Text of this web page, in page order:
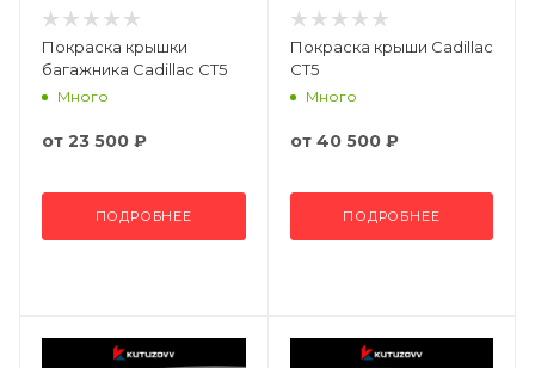
Покраска крышки
багажника Cadillac CT5
Много
от 23 500 ₽
ПОДРОБНЕЕ
Покраска крыши Cadillac
CT5
Много
от 40 500 ₽
ПОДРОБНЕЕ